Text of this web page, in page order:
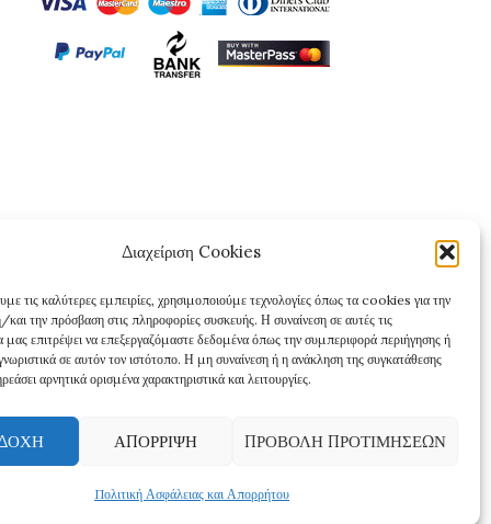
Διαχείριση Cookies
τις καλύτερες εμπειρίες, χρησιμοποιούμε τεχνολογίες όπως τα cookies για την
την πρόσβαση στις πληροφορίες συσκευής. Η συναίνεση σε αυτές τις
μας επιτρέψει να επεξεργαζόμαστε δεδομένα όπως την συμπεριφορά περιήγησης ή
σε αυτόν τον ιστότοπο. Η μη συναίνεση ή η ανάκληση της συγκατάθεσης
αρνητικά ορισμένα χαρακτηριστικά και λειτουργίες.
ΑΠΌΡΡΙΨΗ ΠΡΟΒΟΛΉ ΠΡΟΤΙΜΉΣΕΩΝ
Πολιτική Ασφάλειας και Απορρήτου